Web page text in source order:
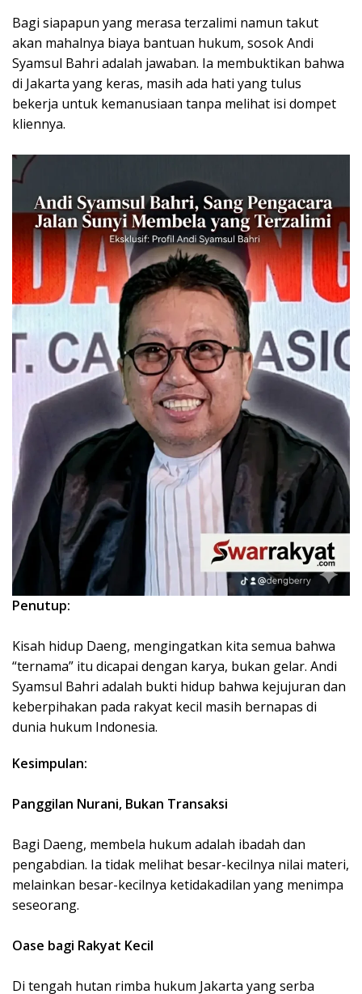
Bagi siapapun yang merasa terzalimi namun takut
akan mahalnya biaya bantuan hukum, sosok Andi
Syamsul Bahri adalah jawaban. Ia membuktikan bahwa
di Jakarta yang keras, masih ada hati yang tulus
bekerja untuk kemanusiaan tanpa melihat isi dompet
kliennya.
Penutup:
Kisah hidup Daeng, mengingatkan kita semua bahwa
“ternama” itu dicapai dengan karya, bukan gelar. Andi
Syamsul Bahri adalah bukti hidup bahwa kejujuran dan
keberpihakan pada rakyat kecil masih bernapas di
dunia hukum Indonesia.
Kesimpulan:
Panggilan Nurani, Bukan Transaksi
Bagi Daeng, membela hukum adalah ibadah dan
pengabdian. Ia tidak melihat besar-kecilnya nilai materi,
melainkan besar-kecilnya ketidakadilan yang menimpa
seseorang.
Oase bagi Rakyat Kecil
Di tengah hutan rimba hukum Jakarta yang serba